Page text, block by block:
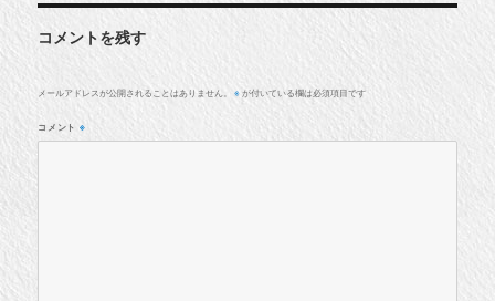
コメントを残す
メールアドレスが公開されることはありません。 ※ が付いている欄は必須項目です
コメント ※